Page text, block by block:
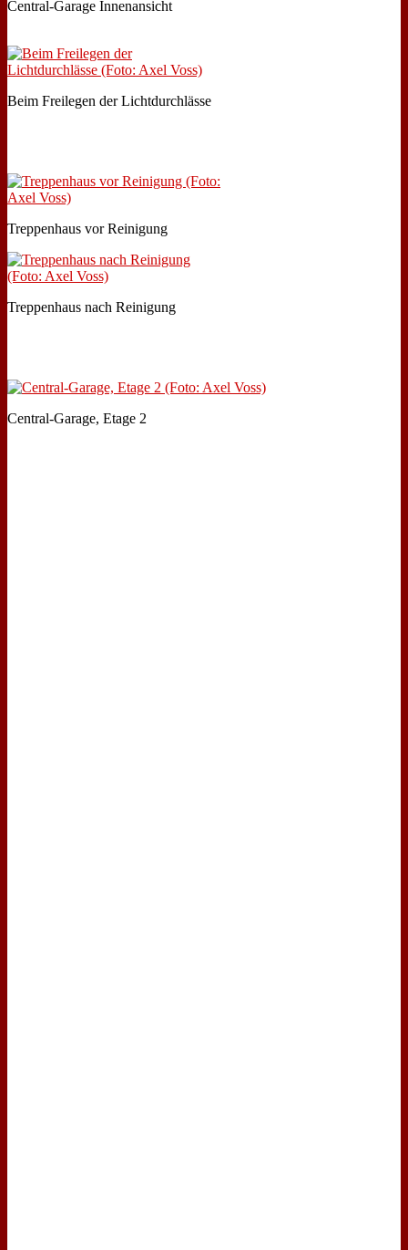
Cen­tral-Ga­ra­ge In­nen­an­sicht
Beim Frei­le­gen der Licht­durch­läs­se
Trep­pen­haus vor Rei­ni­gung
Trep­pen­haus nach Rei­ni­gung
Cen­tral-Ga­ra­ge, Eta­ge 2